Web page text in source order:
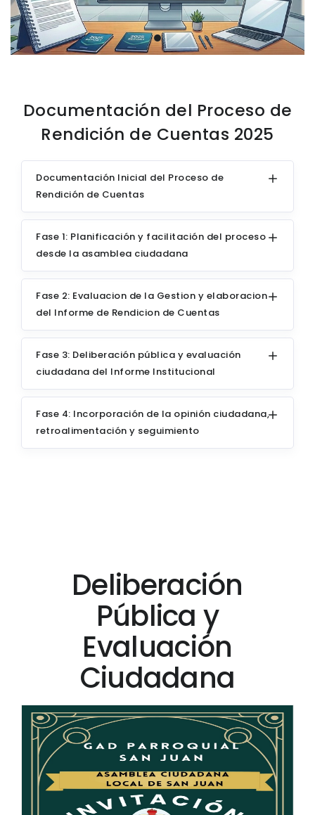
Documentación del Proceso de
Rendición de Cuentas 2025
Documentación Inicial del Proceso de
Rendición de Cuentas
Fase 1: Planificación y facilitación del proceso
desde la asamblea ciudadana
Fase 2: Evaluacion de la Gestion y elaboracion
del Informe de Rendicion de Cuentas
Fase 3: Deliberación pública y evaluación
ciudadana del Informe Institucional
Fase 4: Incorporación de la opinión ciudadana,
retroalimentación y seguimiento
Deliberación
Pública y
Evaluación
Ciudadana